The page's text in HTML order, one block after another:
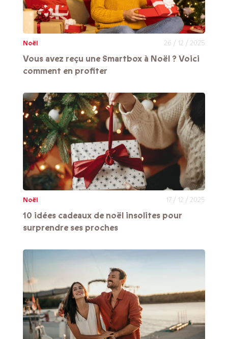
Noël 26 / 12 / 2025
Vous avez reçu une Smartbox à Noël ? Voici
comment en profiter
Noël 17 / 12 / 2025
10 idées cadeaux de noël insolites pour
surprendre ses proches